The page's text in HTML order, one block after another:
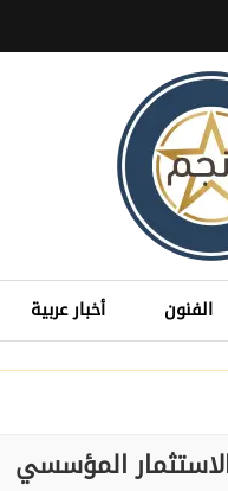
الفنون أخبار عربية
المؤسسي